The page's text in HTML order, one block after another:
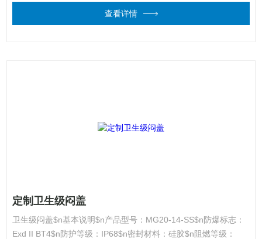
查看详情
定制卫生级闷盖
卫生级闷盖$n基本说明$n产品型号：MG20-14-SS$n防爆标志：
Exd II BT4$n防护等级：IP68$n密封材料：硅胶$n阻燃等级：